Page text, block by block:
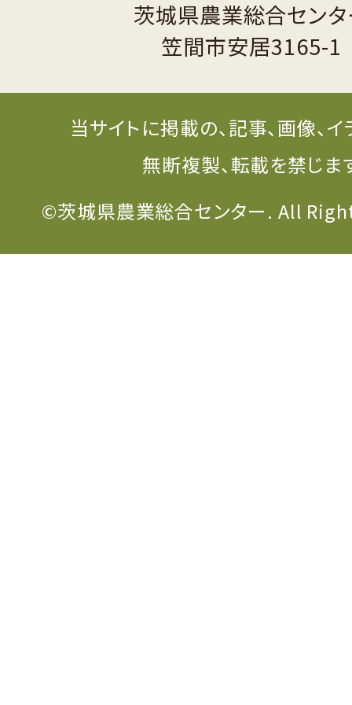
茨城県農業総合セン
笠間市安居3165-1
当サイトに掲載の、記事、画像、
無断複製、転載を禁じま
©茨城県農業総合センター. All